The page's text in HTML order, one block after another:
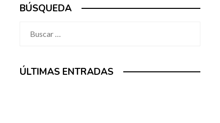
BÚSQUEDA
ÚLTIMAS ENTRADAS